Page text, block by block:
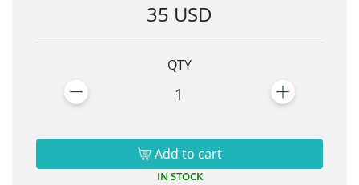
35 USD
QTY
1
Add to cart
IN STOCK